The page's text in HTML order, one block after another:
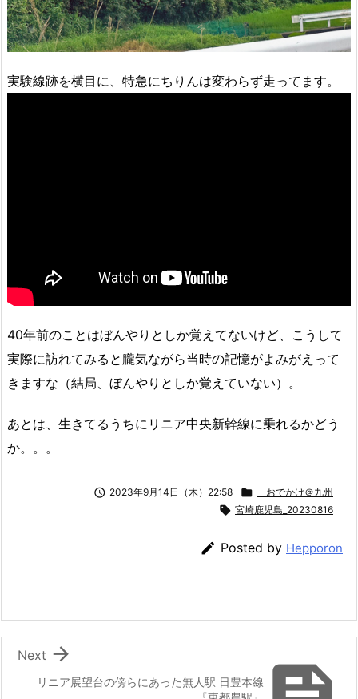
実験線跡を横目に、特急にちりんは変わらず走ってます。
40年前のことはぼんやりとしか覚えてないけど、こうして
実際に訪れてみると朧気ながら当時の記憶がよみがえって
きますな（結局、ぼんやりとしか覚えていない）。
あとは、生きてるうちにリニア中央新幹線に乗れるかどう
か。。。
 2023年9月14日（木）22:58  おでかけ＠九州
 宮崎鹿児島_20230816
 Posted by Hepporon
リニア展望台の傍らにあった無人駅 日豊本線

Next